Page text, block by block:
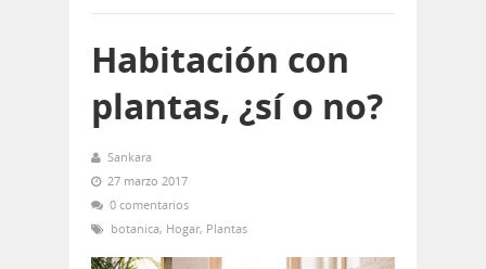
Habitación con
plantas, ¿sí o no?
Sankara
27 marzo 2017
0 comentarios
botanica, Hogar, Plantas